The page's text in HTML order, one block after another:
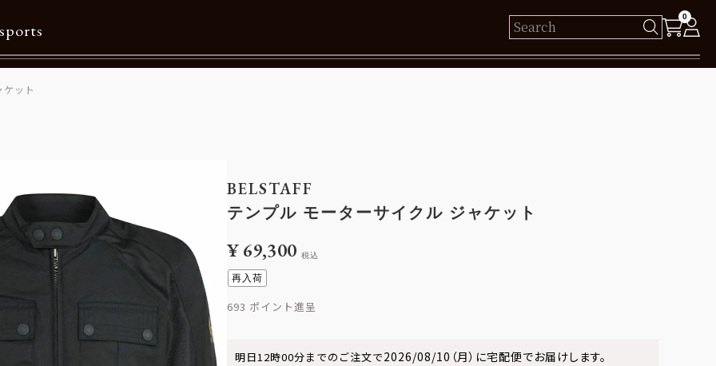
0
リクルート
ット
BELSTAFF
テンプル モーターサイクル ジャケット
¥69,300 税込
再入荷
693
明日12時00分までのご注文で2026/08/10（月） に宅配便でお届けします。